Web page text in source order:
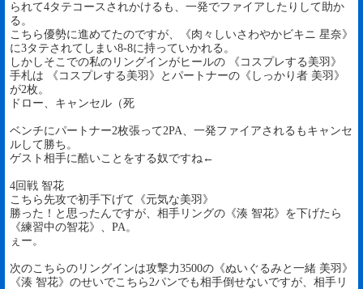
られて4タテコースされかけるも、一発でファイアしたりして助か
る。
こちら優勢に進めてたのですが、《肉々しいさわやかビキニ 星奈》
に3タテされてしまい8-8に持っていかれる。
しかしそこでの私のリングインがヒールの 《コスプレする美羽》
手札は 《コスプレする美羽》とパートナーの《しっかり者 美羽》
が2枚。
ドロー、キャンセル（死
ベンチにパートナー2枚張って2PA、一発ファイアされるもキャンセ
ルして勝ち。
ゲスト相手に酷いことをする奴ですね←
4回戦 智花
こちら先攻で初手下げて《元気な美羽》
勝った！と思ったんですが、相手リングの《湊 智花》を下げたら
《練習中の智花》、PA。
ぇー。
次のこちらのリングインは攻撃力3500の《ぬいぐるみと一緒 美羽》
《湊 智花》のせいでこちら2パンでも相手倒せないですが、相手リ